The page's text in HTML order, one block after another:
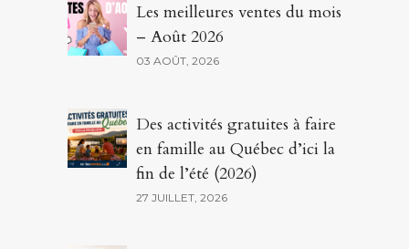
Les meilleures ventes du mois
– Août 2026
03 AOÛT, 2026
Des activités gratuites à faire
en famille au Québec d’ici la
fin de l’été (2026)
27 JUILLET, 2026